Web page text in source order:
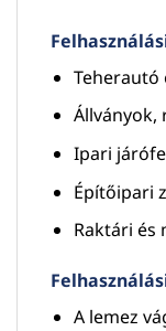
Állványok,
Ipari
Építőipari
Raktári és
A lemez